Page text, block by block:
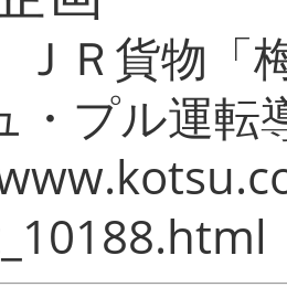
Ｒ貨物「
・プル運転